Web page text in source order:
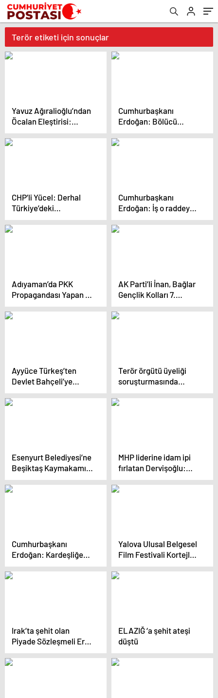
Terör etiketi için sonuçlar
Yavuz Ağıralioğlu’ndan
Öcalan Eleştirisi:
‘Kürtlerin Temsilcisi
Değildir’
Cumhurbaşkanı
Erdoğan: Bölücü
Örgütün Kendini
Tasfiye Etme Dışında
CHP’li Yücel: Derhal
Türkiye’deki
Suriyelilerin geri
dönmesi için bir
Cumhurbaşkanı
Erdoğan: İş o raddeye
varırsa yine bir gece
ansızın gelebiliriz
Adıyaman’da PKK
Propagandası Yapan 3
Kişi Gözaltında
AK Parti’li İnan, Bağlar
Gençlik Kolları 7.
Olağan Kongresi’nde
konuştu Açıklaması
Ayyüce Türkeş’ten
Devlet Bahçeli’ye
tepki: Bizlere hain
diyenlere yazıklar
Terör örgütü üyeliği
soruşturmasında
gözaltına alınan,
Esenyurt Belediye
Esenyurt Belediyesi’ne
Beşiktaş Kaymakamı
Oğuzhan Bingöl
kayyum olarak atandı
MHP liderine idam ipi
fırlatan Dervişoğlu:
Ben Bahçeli ile her
zaman el sıkışırım
Cumhurbaşkanı
Erdoğan: Kardeşliğe
katkı sağladığı için
Sayın Özel’i tebrik
Yalova Ulusal Belgesel
Film Festivali Kortejle
Başladı
Irak’ta şehit olan
Piyade Sözleşmeli Er
Sefer Alan’ın acı haberi
Elazığ’a ulaştı
ELAZIĞ ‘a şehit ateşi
düştü